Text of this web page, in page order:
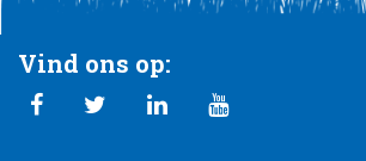
Vind ons op: